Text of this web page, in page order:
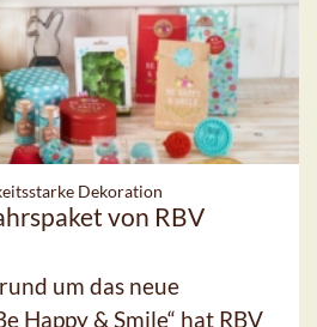
Dekoration
von RBV
um das neue
Happy & Smile“ hat RBV